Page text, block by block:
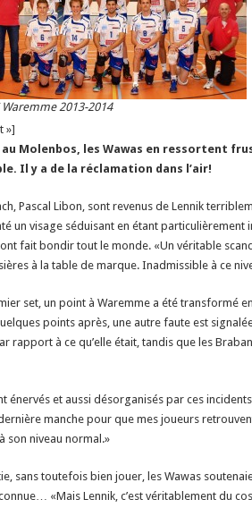
Waremme 2013-2014
»]
au Molenbos, les Wawas en ressortent
Il y a de la réclamation dans l’air!
Pascal Libon, sont revenus de Lennik
un visage séduisant en étant particulièrement
fait bondir tout le monde. «Un véritable
à la table de marque. Inadmissible à ce
set, un point à Waremme a été transformé
points après, une autre faute est
rapport à ce qu’elle était, tandis que les
énervés et aussi désorganisés par ces
manche pour que mes joueurs
son niveau normal.»
sans toutefois bien jouer, les Wawas
«Mais Lennik, c’est véritablement du